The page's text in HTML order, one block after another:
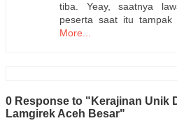
tiba. Yeay, saatnya
peserta saat itu tampak
More...
0 Response to "Kerajinan Unik
Lamgirek Aceh Besar"